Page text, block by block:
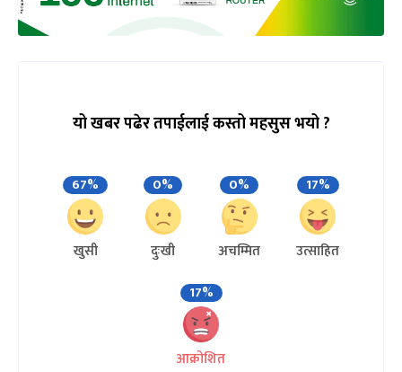
यो खबर पढेर तपाईलाई कस्तो महसुस भयो ?
67%
खुसी
0%
दुःखी
0%
अचम्मित
17%
उत्साहित
17%
आक्रोशित